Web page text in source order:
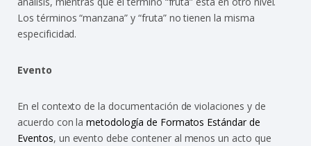
Los términos “manzana” y “fruta” no tienen la misma
especificidad.
Evento
En el contexto de la documentación de violaciones y de
acuerdo con lametodología de Formatos Estándar de
Eventos, un evento debe contener al menos un acto que